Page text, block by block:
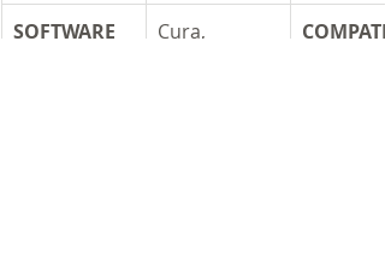
SOFTWARE
Cura,